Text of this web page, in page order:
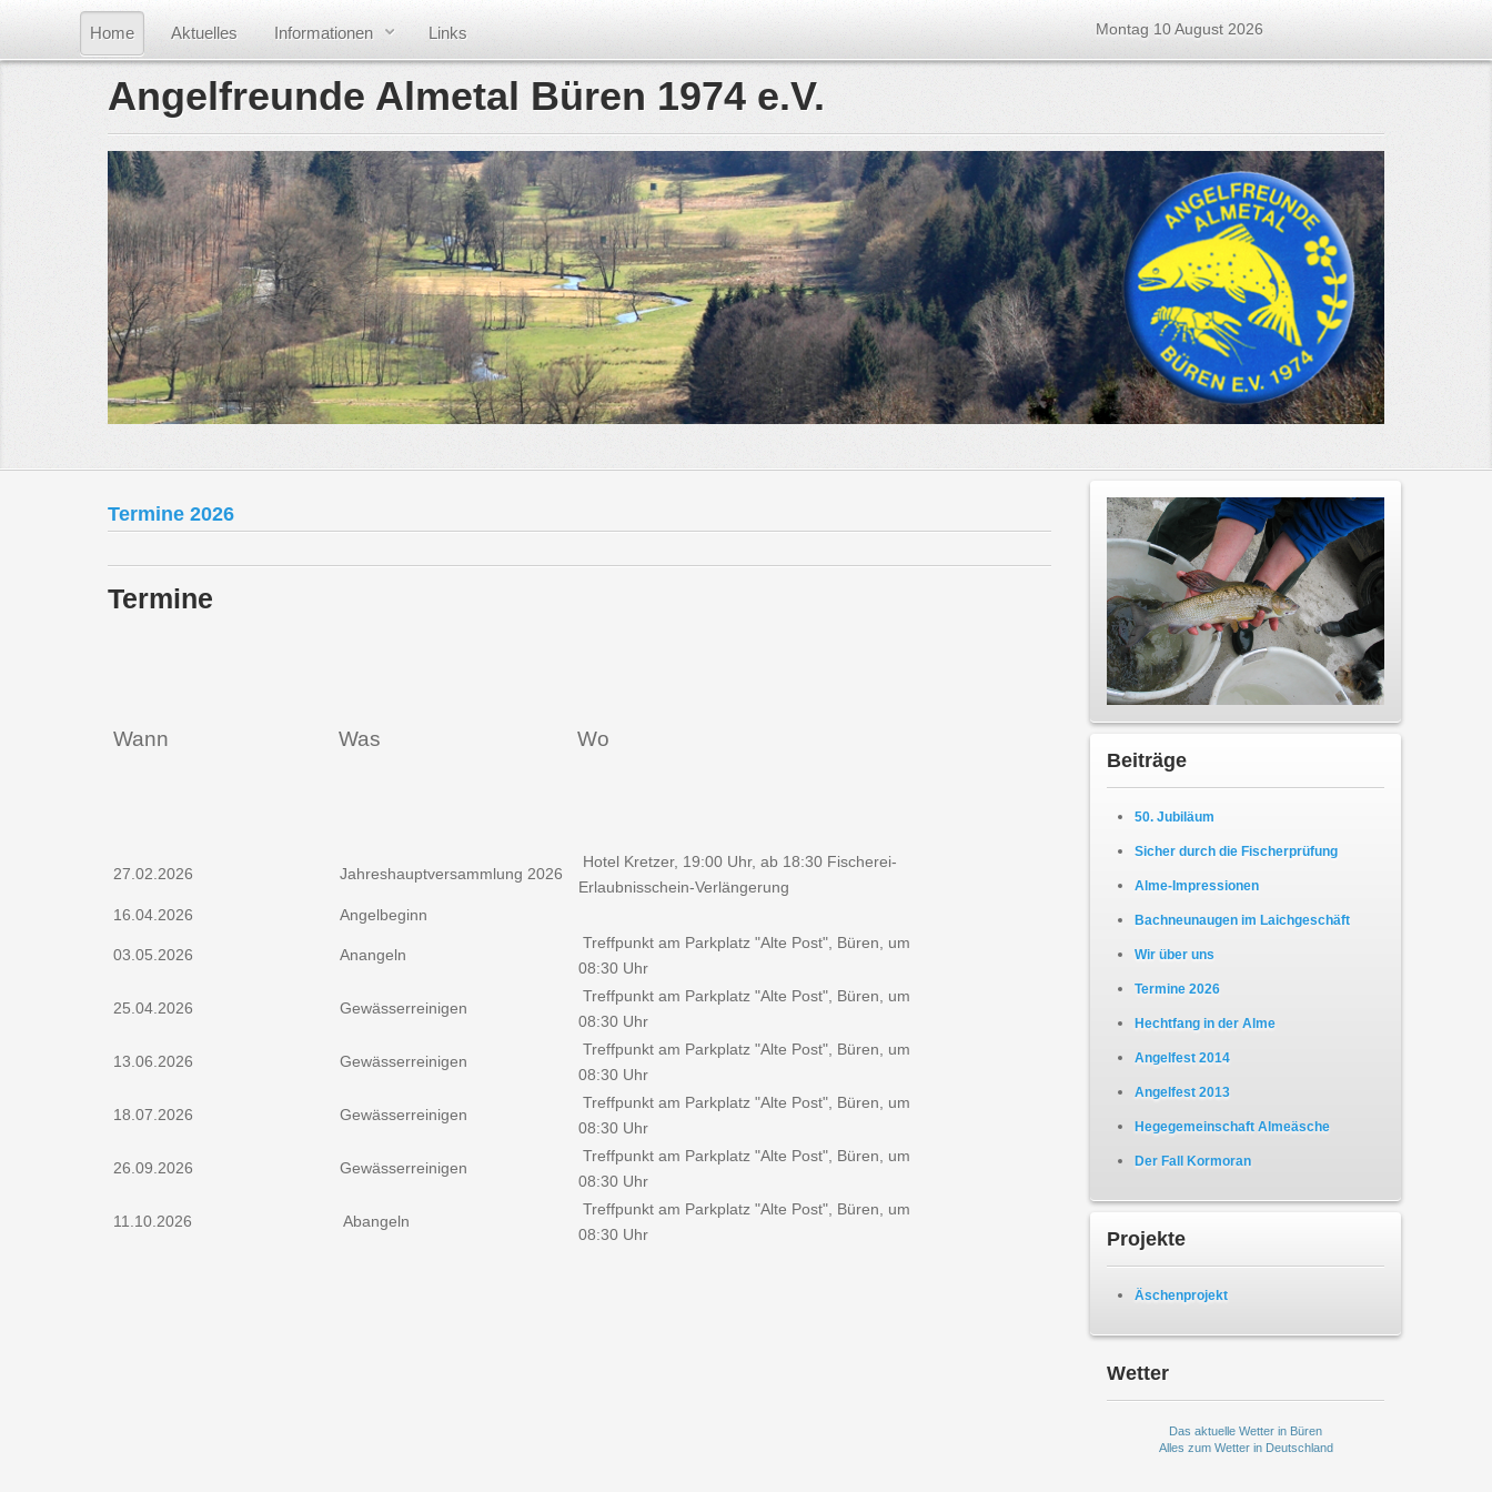
Home Aktuelles Informationen Links Montag 10 August 2026
Angelfreunde Almetal Büren 1974 e.V.
Termine 2026
Termine
Wann Was Wo
27.02.2026 Jahreshauptversammlung 2026
Hotel Kretzer, 19:00 Uhr, ab 18:30 Fischerei-
Erlaubnisschein-Verlängerung
16.04.2026
Angelbeginn
03.05.2026 Anangeln
Treffpunkt am Parkplatz "Alte Post", Büren, um
08:30 Uhr
25.04.2026 Gewässerreinigen
Treffpunkt am Parkplatz "Alte Post", Büren, um
08:30 Uhr
13.06.2026 Gewässerreinigen
Treffpunkt am Parkplatz "Alte Post", Büren, um
08:30 Uhr
18.07.2026 Gewässerreinigen
Treffpunkt am Parkplatz "Alte Post", Büren, um
08:30 Uhr
26.09.2026 Gewässerreinigen
Treffpunkt am Parkplatz "Alte Post", Büren, um
08:30 Uhr
11.10.2026 Abangeln
Treffpunkt am Parkplatz "Alte Post", Büren, um
08:30 Uhr
Beiträge
50. Jubiläum
Sicher durch die Fischerprüfung
Alme-Impressionen
Bachneunaugen im Laichgeschäft
Wir über uns
Termine 2026
Hechtfang in der Alme
Angelfest 2014
Angelfest 2013
Hegegemeinschaft Almeäsche
Der Fall Kormoran
Projekte
Äschenprojekt
Wetter
Das aktuelle Wetter in Büren
Alles zum Wetter in Deutschland